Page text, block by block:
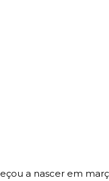
a nascer em